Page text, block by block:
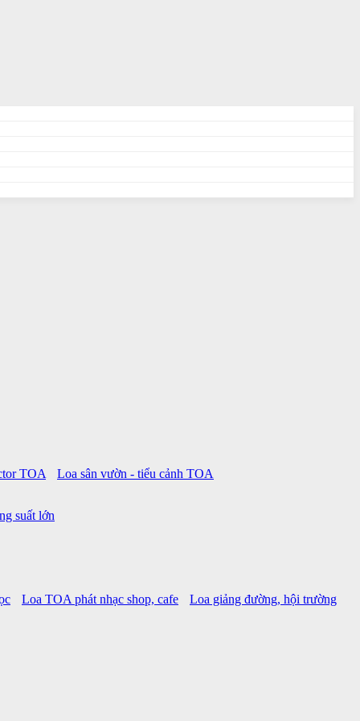
TOA
Loa sân vườn - tiểu cảnh TOA
suất lớn
Loa TOA phát nhạc shop, cafe
Loa giảng đường, hội trường